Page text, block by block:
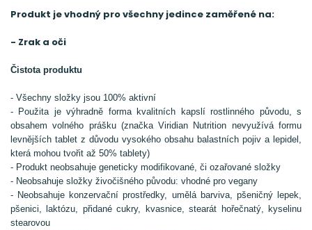
Produkt je vhodný pro všechny jedince zaměřené na:
- Zrak a oči
Čistota produktu
- Všechny složky jsou 100% aktivní
- Použita je výhradně forma kvalitních kapslí rostlinného původu, s
obsahem volného prášku (značka Viridian Nutrition nevyužívá formu
levnějších tablet z důvodu vysokého obsahu balastních pojiv a lepidel,
která mohou tvořit až 50% tablety)
- Produkt neobsahuje geneticky modifikované, či ozařované složky
- Neobsahuje složky živočišného původu: vhodné pro vegany
- Neobsahuje konzervační prostředky, umělá barviva, pšeničný lepek,
pšenici, laktózu, přidané cukry, kvasnice, stearát hořečnatý, kyselinu
stearovou